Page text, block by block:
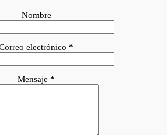
Mi ensalada la he acompañado
lomos de cerdo en escabeche que hice
INGREDIENTES: Hojas de
(ver notas) Hojas de escarola
Queso fresco de vaca de ensalada,
que nada coloco un bol con suficiente
Nombre
electrónico *
Mensaje *